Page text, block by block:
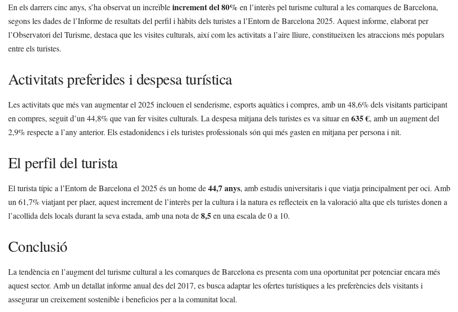
En els darrers cinc anys, s’ha observat un increïbleincrement del 80% en l’interès pel turisme cultural a les comarques de Barcelona,
segons les dades de l’Informe de resultats del perfil i hàbits dels turistes a l’Entorn de Barcelona 2025. Aquest informe, elaborat per
l’Observatori del Turisme, destaca que les visites culturals, així com les activitats a l’aire lliure, constitueixen les atraccions més populars
entre els turistes.
Activitats preferides i despesa turística
Les activitats que més van augmentar el 2025 inclouen el senderisme, esports aquàtics i compres, amb un 48,6% dels visitants participant
en compres, seguit d’un 44,8% que van fer visites culturals. La despesa mitjana dels turistes es va situar en635 €, amb un augment del
2,9% respecte a l’any anterior. Els estadonidencs i els turistes professionals són qui més gasten en mitjana per persona i nit.
El perfil del turista
El turista típic a l’Entorn de Barcelona el 2025 és un home de44,7 anys, amb estudis universitaris i que viatja principalment per oci. Amb
un 61,7% viatjant per plaer, aquest increment de l’interès per la cultura i la natura es reflecteix en la valoració alta que els turistes donen a
l’acollida dels locals durant la seva estada, amb una nota de8,5en una escala de 0 a 10.
Conclusió
La tendència en l’augment del turisme cultural a les comarques de Barcelona es presenta com una oportunitat per potenciar encara més
aquest sector. Amb un detallat informe anual des del 2017, es busca adaptar les ofertes turístiques a les preferències dels visitants i
assegurar un creixement sostenible i beneficios per a la comunitat local.